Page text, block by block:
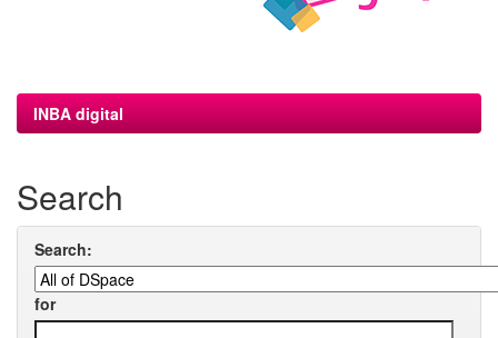
INBA digital
Search
Search:
for